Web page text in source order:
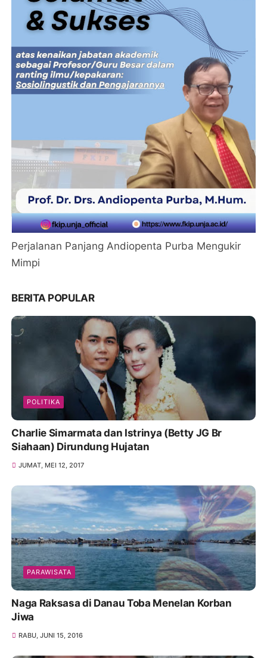
Perjalanan Panjang Andiopenta Purba Mengukir
Mimpi
BERITA POPULAR
POLITIKA
Charlie Simarmata dan Istrinya (Betty JG Br
Siahaan) Dirundung Hujatan
JUMAT, MEI 12, 2017
PARAWISATA
Naga Raksasa di Danau Toba Menelan Korban
Jiwa
RABU, JUNI 15, 2016